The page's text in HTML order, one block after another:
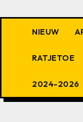
NIEUW
RATJETOE
2024-2026